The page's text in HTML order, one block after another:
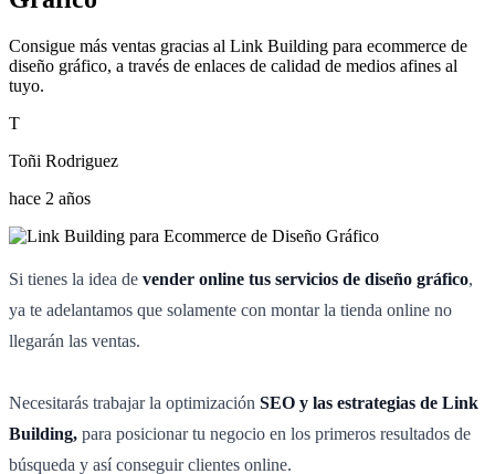
Consigue más ventas gracias al Link Building para ecommerce de
diseño gráfico, a través de enlaces de calidad de medios afines al
tuyo.
T
Toñi Rodriguez
hace 2 años
Si tienes la idea de vender online tus servicios de diseño gráfico,
ya te adelantamos que solamente con montar la tienda online no
llegarán las ventas.
Necesitarás trabajar la optimización SEO y las estrategias de Link
Building, para posicionar tu negocio en los primeros resultados de
búsqueda y así conseguir clientes online.